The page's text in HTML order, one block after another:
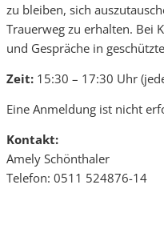
zu bleiben, sich
Trauerweg zu erhalten. Bei
und Gespräche in
Zeit:15:30 – 17:30 Uhr
Eine Anmeldung ist nicht
Kontakt:
Amely Schönthaler
Telefon: 0511 524876-14